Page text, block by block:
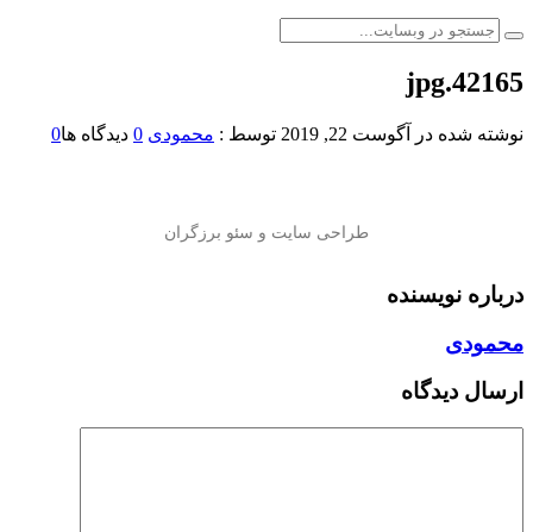
42165.jpg
نوشته شده در آگوست 22, 2019 توسط : محمودی 0 دیدگاه ها0
درباره نویسنده
محمودی
ارسال دیدگاه